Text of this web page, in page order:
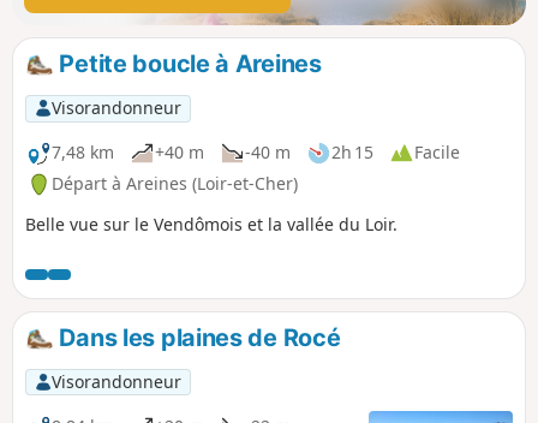
Petite boucle à Areines
Visorandonneur
7,48 km
+40 m -40 m 2h 15
Facile
Départ à Areines (Loir-et-Cher)
Belle vue sur le Vendômois et la vallée du Loir.
Dans les plaines de Rocé
Visorandonneur